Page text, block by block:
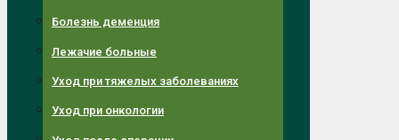
Болезнь деменция
Лежачие больные
Уход при тяжелых заболеваниях
Уход при онкологии